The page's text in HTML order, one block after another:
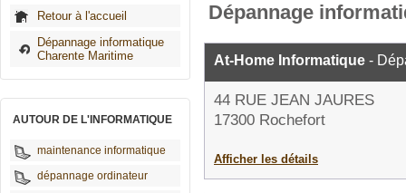
Retour à l'accueil
Dépannage informatique
Charente Maritime
AUTOUR DE L'INFORMATIQUE
maintenance informatique
dépannage ordinateur
Dépannage
At-Home Informatique -
44 RUE JEAN JAURES
17300 Rochefort
Afficher les détails